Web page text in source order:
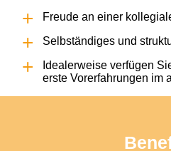
Freude an einer
Selbständiges und
Idealerweise verfügen
erste Vorerfahrungen im